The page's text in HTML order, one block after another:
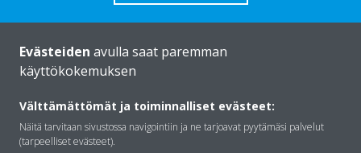
Daikinista
Ratkaisut
Evästeiden avulla saat paremman
käyttökokemuksen
Välttämättömät ja toiminnalliset evästeet:
Näitä tarvitaan sivustossa navigointiin ja ne tarjoavat pyytämäsi palvelut
(tarpeelliset evästeet).